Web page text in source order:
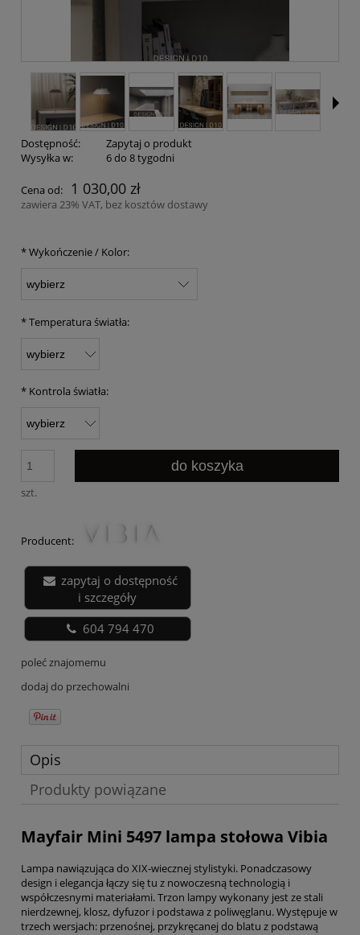
Dostępność:
Zapytaj o produkt
Wysyłka w:
6 do 8 tygodni
Cena od: 1 030,00 zł
zawiera 23% VAT, bez kosztów dostawy
*Wykończenie / Kolor:
*Temperatura światła:
* Kontrola światła:
szt.
do koszyka
Producent:
zapytaj o dostępność
i szczegóły
604 794 470
poleć znajomemu
dodaj do przechowalni
Opis
Produkty powiązane
Mayfair Mini 5497 lampa stołowa Vibia
Lampa nawiązująca do XIX-wiecznej stylistyki. Ponadczasowy
design i elegancja łączy się tu z nowoczesną technologią i
współczesnymi materiałami. Trzon lampy wykonany jest ze stali
nierdzewnej, klosz, dyfuzor i podstawa z poliwęglanu. Występuje w
trzech wersjach: przenośnej, przykręcanej do blatu z podstawą